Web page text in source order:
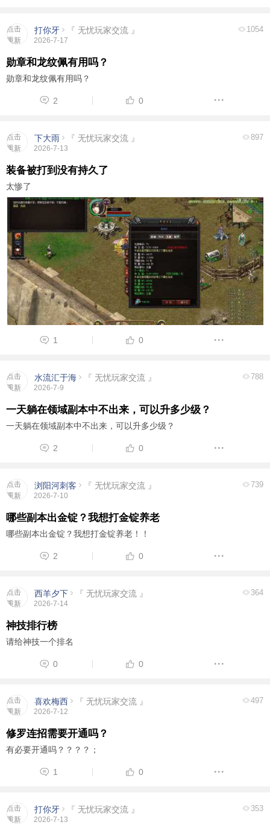
点击
重新
打你牙 『 无忧玩家交流 』
2026-7-17
1054
勋章和龙纹佩有用吗？
勋章和龙纹佩有用吗？
2 0
点击
重新
下大雨 『 无忧玩家交流 』
2026-7-13
897
装备被打到没有持久了
太惨了
1 0
点击
重新
水流汇于海 『 无忧玩家交流 』
2026-7-9
788
一天躺在领域副本中不出来，可以升多少级？
一天躺在领域副本中不出来，可以升多少级？
2 0
点击
重新
浏阳河刺客 『 无忧玩家交流 』
2026-7-10
739
哪些副本出金锭？我想打金锭养老
哪些副本出金锭？我想打金锭养老！！
2 0
点击
重新
西羊夕下 『 无忧玩家交流 』
2026-7-14
364
神技排行榜
请给神技一个排名
0 0
点击
重新
喜欢梅西 『 无忧玩家交流 』
2026-7-12
497
修罗连招需要开通吗？
有必要开通吗？？？？；
1 0
点击
重新
打你牙 『 无忧玩家交流 』
2026-7-13
353